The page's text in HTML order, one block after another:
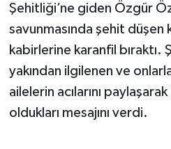
Şehitliği’ne giden Özgür
savunmasında şehit düşen
kabirlerine karanfil bıraktı.
yakından ilgilenen ve
ailelerin acılarını
oldukları mesajını verdi.